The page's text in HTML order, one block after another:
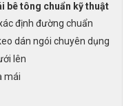
bê tông chuẩn kỹ thuật
định đường chuẩn
dán ngói chuyên dụng
lên
mái